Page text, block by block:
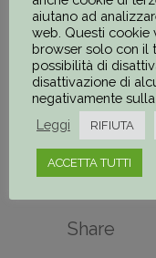
serie
compiti i
all’aiuto
corsi
per i nuovi
Progetto
Share
aiutano ad
web. Questi cookie
browser solo con il
possibilità di
disattivazione di
negativamente
Leggi
RIFIUTA
ACCETTA TUTTI